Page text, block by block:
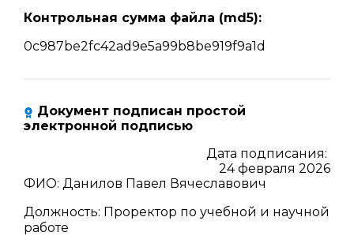
Контрольная сумма файла (md5):
0c987be2fc42ad9e5a99b8be919f9a1d
Документ подписан простой
электронной подписью
Дата подписания:
24 февраля 2026
ФИО: Данилов Павел Вячеславович
Должность: Проректор по учебной и научной
работе